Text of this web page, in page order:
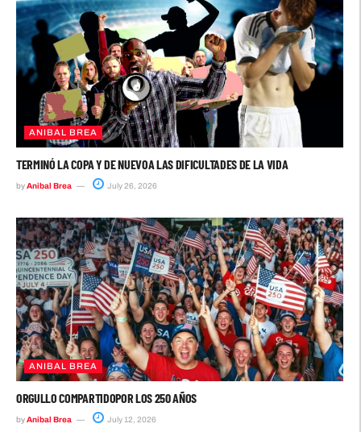
ANIBAL BREA
TERMINÓ LA COPA Y DE NUEVOA LAS DIFICULTADES DE LA VIDA
byAnibal Brea July 26, 2026
ANIBAL BREA
ORGULLO COMPARTIDOPOR LOS 250 AÑOS
byAnibal Brea July 12, 2026